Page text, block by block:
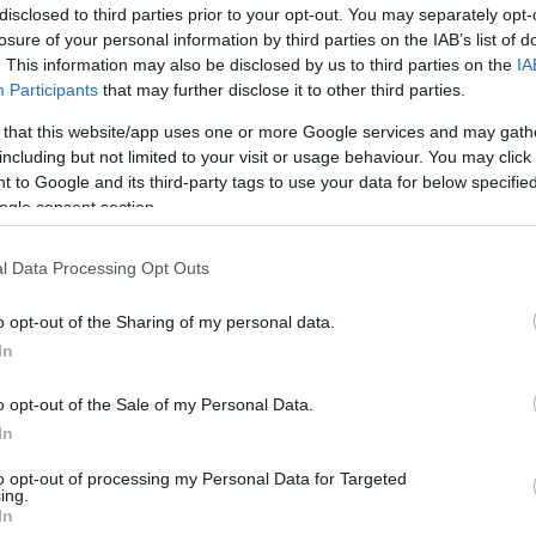
to third parties prior to your opt-out. You may separately
of your personal information by third parties on the IAB’s list of
This information may also be disclosed by us to third parties on the
Participants that may further disclose it to other third parties.
that this website/app uses one or more Google services and may
but not limited to your visit or usage behaviour. You may
to Google and its third-party tags to use your data for below
consent section.
Data Processing Opt Outs
opt-out of the Sharing of my personal data.
opt-out of the Sale of my Personal Data.
opt-out of processing my Personal Data for Targeted
Hank nevű kutya kitalált magának.
leül a konyha egyik sarkába -
nem avatkozik.
meg kutyája különös szokását. A képsorozaton
ül és a falat bámulja.
az oka biztosan összefügg valamilyen étellel. És
sokkal azután jött rá a kutyája szenvedélyére, hogy
az időben, este 8-kor. Talán azért,
tévét. Idővel ez a rutin megszilárdult”
is ennek a különös